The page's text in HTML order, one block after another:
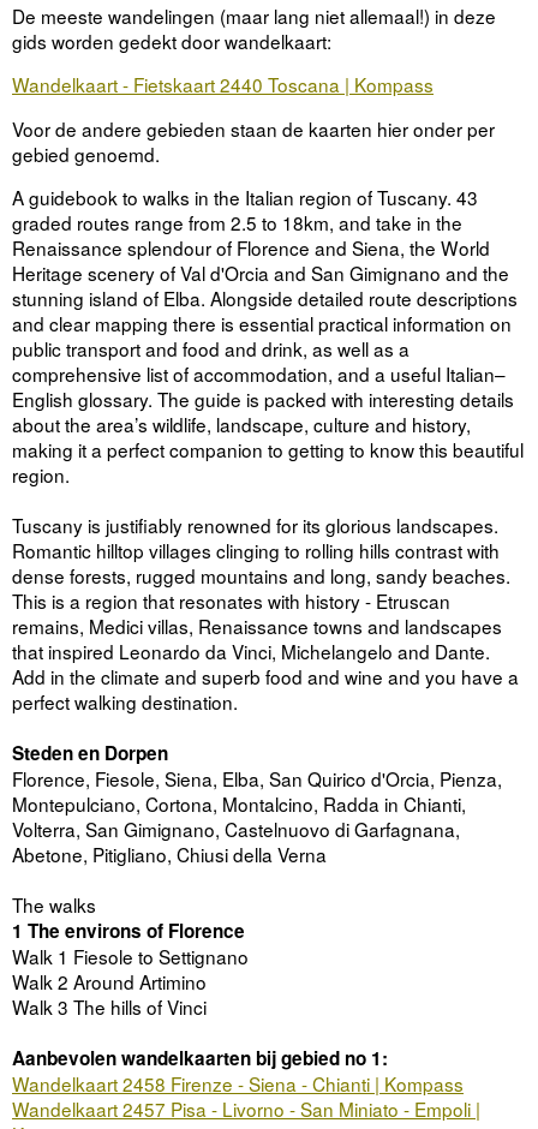
De meeste wandelingen (maar lang niet allemaal!) in deze
gids worden gedekt door wandelkaart:
Wandelkaart - Fietskaart 2440 Toscana | Kompass
Voor de andere gebieden staan de kaarten hier onder per
gebied genoemd.
A guidebook to walks in the Italian region of Tuscany. 43
graded routes range from 2.5 to 18km, and take in the
Renaissance splendour of Florence and Siena, the World
Heritage scenery of Val d'Orcia and San Gimignano and the
stunning island of Elba. Alongside detailed route descriptions
and clear mapping there is essential practical information on
public transport and food and drink, as well as a
comprehensive list of accommodation, and a useful Italian–
English glossary. The guide is packed with interesting details
about the area’s wildlife, landscape, culture and history,
making it a perfect companion to getting to know this beautiful
region.
Tuscany is justifiably renowned for its glorious landscapes.
Romantic hilltop villages clinging to rolling hills contrast with
dense forests, rugged mountains and long, sandy beaches.
This is a region that resonates with history - Etruscan
remains, Medici villas, Renaissance towns and landscapes
that inspired Leonardo da Vinci, Michelangelo and Dante.
Add in the climate and superb food and wine and you have a
perfect walking destination.
Steden en Dorpen
Florence, Fiesole, Siena, Elba, San Quirico d'Orcia, Pienza,
Montepulciano, Cortona, Montalcino, Radda in Chianti,
Volterra, San Gimignano, Castelnuovo di Garfagnana,
Abetone, Pitigliano, Chiusi della Verna
The walks
1 The environs of Florence
Walk 1 Fiesole to Settignano
Walk 2 Around Artimino
Walk 3 The hills of Vinci
Aanbevolen wandelkaarten bij gebied no 1:
Wandelkaart 2458 Firenze - Siena - Chianti | Kompass
Wandelkaart 2457 Pisa - Livorno - San Miniato - Empoli |